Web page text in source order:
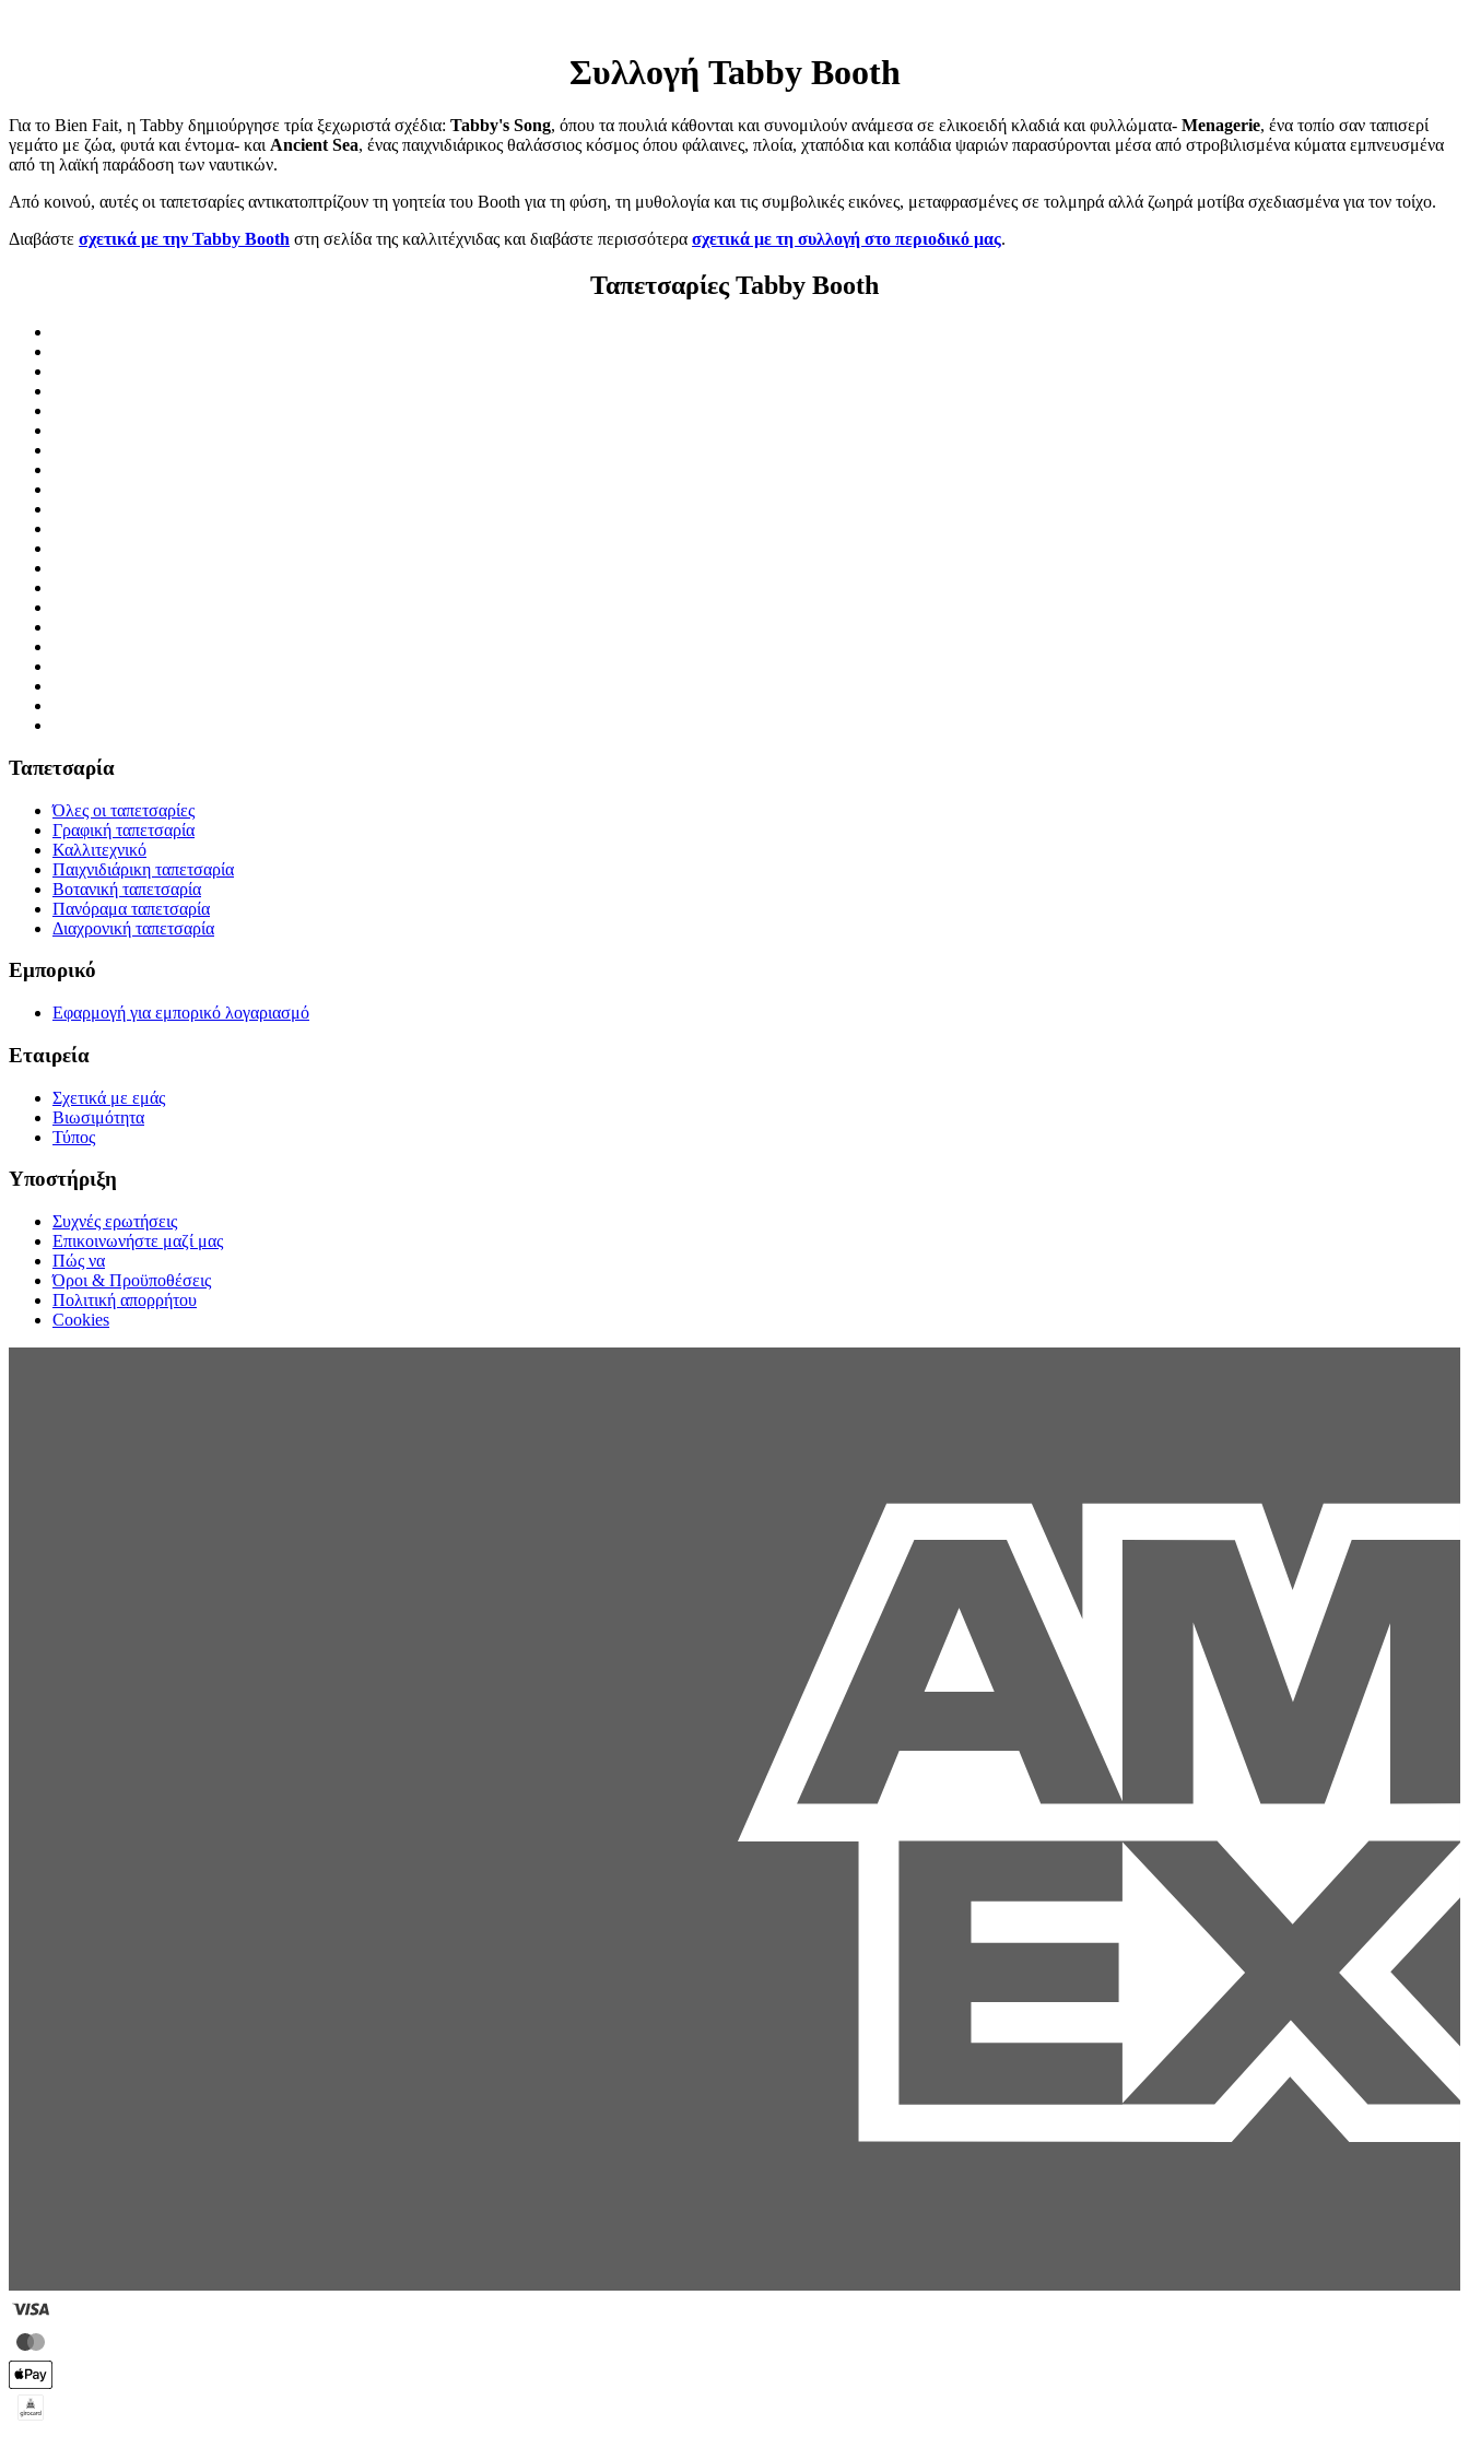
Συλλογή Tabby Booth
Για το Bien Fait, η Tabby δημιούργησε τρία ξεχωριστά σχέδια: Tabby's Song, όπου τα πουλιά κάθονται και συνομιλούν ανάμεσα σε ελικοειδή κλαδιά και φυλλώματα- Menagerie, ένα τοπίο σαν ταπισερί
γεμάτο με ζώα, φυτά και έντομα- καιAncient Sea, ένας παιχνιδιάρικος θαλάσσιος κόσμος όπου φάλαινες, πλοία, χταπόδια και κοπάδια ψαριών παρασύρονται μέσα από στροβιλισμένα κύματα εμπνευσμένα
από τη λαϊκή παράδοση των ναυτικών.
Από κοινού, αυτές οι ταπετσαρίες αντικατοπτρίζουν τη γοητεία του Booth για τη φύση, τη μυθολογία και τις συμβολικές εικόνες, μεταφρασμένες σε τολμηρά αλλά ζωηρά μοτίβα σχεδιασμένα για τον τοίχο.
Διαβάστε σχετικά με την Tabby Booth στη σελίδα της καλλιτέχνιδας και διαβάστε περισσότερα σχετικά με τη συλλογή στο περιοδικό μας.
Ταπετσαρίες Tabby Booth
Ταπετσαρία
Όλες οι ταπετσαρίες
Γραφική ταπετσαρία
Καλλιτεχνικό
Παιχνιδιάρικη ταπετσαρία
Βοτανική ταπετσαρία
Πανόραμα ταπετσαρία
Διαχρονική ταπετσαρία
Εμπορικό
Εφαρμογή για εμπορικό λογαριασμό
Εταιρεία
Σχετικά με εμάς
Βιωσιμότητα
Τύπος
Υποστήριξη
Συχνές ερωτήσεις
Επικοινωνήστε μαζί μας
Πώς να
Όροι & Προϋποθέσεις
Πολιτική απορρήτου
Cookies